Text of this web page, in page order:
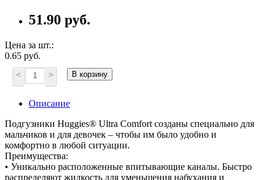
51.90 руб.
Цена за шт.:
0.65 руб.
< > В корзину
Описание
Подгузники Huggies® Ultra Comfort созданы специально для
мальчиков и для девочек – чтобы им было удобно и
комфортно в любой ситуации.
Преимущества:
• Уникально расположенные впитывающие каналы. Быстро
распределяют жидкость для уменьшения набухания и